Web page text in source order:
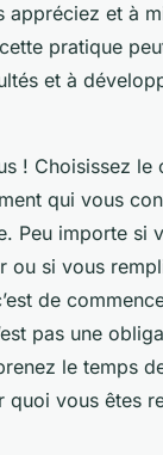
appréciez et à
pratique
et à
! Choisissez le
qui vous
Peu importe si
ou si vous
de
pas une
le temps
quoi vous êtes